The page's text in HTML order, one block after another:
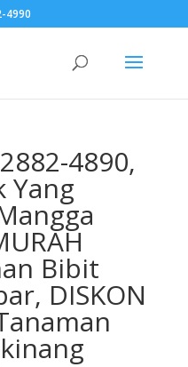
4990
4890,
Yang
Bibit
DISKON